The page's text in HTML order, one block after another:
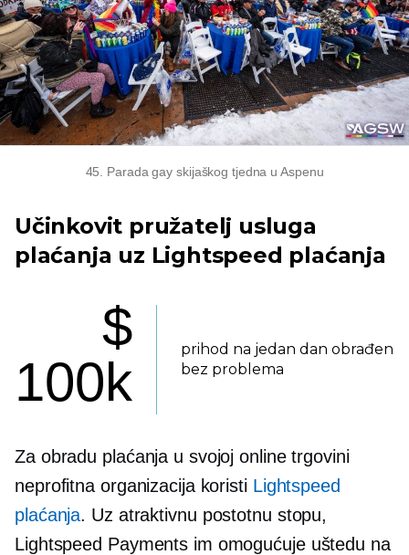
45. Parada gay skijaškog tjedna u Aspenu
Učinkovit pružatelj usluga
plaćanja uz Lightspeed plaćanja
$
100k
prihod na jedan dan obrađen
bez problema
Za obradu plaćanja u svojoj online trgovini
neprofitna organizacija koristi Lightspeed
plaćanja. Uz atraktivnu postotnu stopu,
Lightspeed Payments im omogućuje uštedu na